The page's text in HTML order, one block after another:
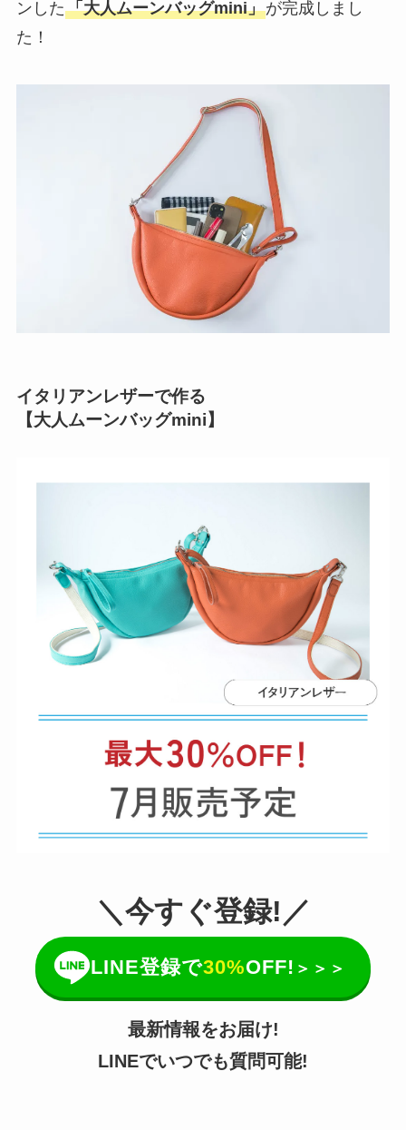
ンした「大人ムーンバッグmini」が完成しまし
た！
イタリアンレザーで作る
【大人ムーンバッグmini】
＼今すぐ登録!／
LINE登録で30%OFF! ＞＞＞
最新情報をお届け!
LINEでいつでも質問可能!